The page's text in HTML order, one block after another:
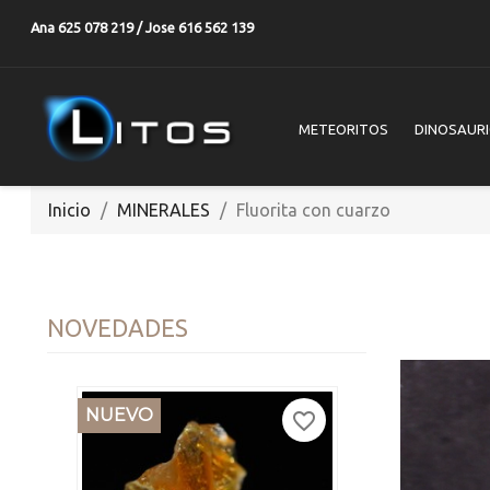
Ana 625 078 219 / Jose 616 562 139
METEORITOS
Inicio MINERALES Fluorita con cuarzo
NOVEDADES
NUEVO favorite_border